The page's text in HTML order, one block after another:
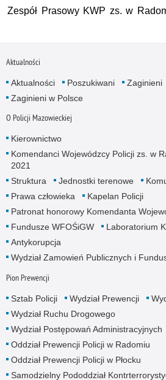
Zespół Prasowy KWP zs. w
Aktualności
Aktualności Poszukiwani Zaginieni
Zaginieni w Polsce
O Policji Mazowieckiej
Kierownictwo
Komendanci Wojewódzcy Policji zs. w
2021
Struktura
Jednostki terenowe
Prawa człowieka
Kapelan Policji
Patronat honorowy Komendanta
Fundusze WFOŚiGW
Laboratorium
Antykorupcja
Wydział Zamowień Publicznych i
Pion Prewencji
Sztab Policji Wydział Prewencji
Wydział Ruchu Drogowego
Wydział Postępowań Administracyjnych
Oddział Prewencji Policji w Radomiu
Oddział Prewencji Policji w Płocku
Samodzielny Pododdział